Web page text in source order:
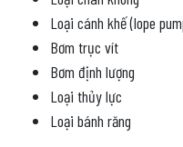
Loại cánh khế (lope
Bơm trục vít
Bơm định lượng
Loại thủy lực
Loại bánh răng